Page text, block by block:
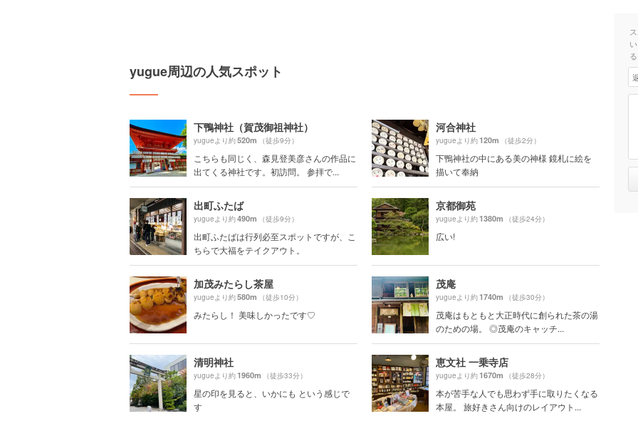
yugue周辺の人気スポット
下鴨神社（賀茂御祖神社）
yugueより約520m （徒歩9分）
こちらも同じく、森見登美彦さんの作品に
出てくる神社です。初訪問。 参拝で...
河合神社
yugueより約120m （徒歩2分）
下鴨神社の中にある美の神様 鏡札に絵を
描いて奉納
出町ふたば
yugueより約490m （徒歩9分）
出町ふたばは行列必至スポットですが、こ
ちらで大福をテイクアウト。
京都御苑
yugueより約1380m （徒歩24分）
広い!
加茂みたらし茶屋
yugueより約580m （徒歩10分）
みたらし！ 美味しかったです♡
茂庵
yugueより約1740m （徒歩30分）
茂庵はもともと大正時代に創られた茶の湯
のための場。 ◎茂庵のキャッチ...
清明神社
yugueより約1960m （徒歩33分）
星の印を見ると、いかにも という感じで
す
恵文社 一乗寺店
yugueより約1670m （徒歩28分）
本が苦手な人でも思わず手に取りたくなる
本屋。 旅好きさん向けのレイアウト...